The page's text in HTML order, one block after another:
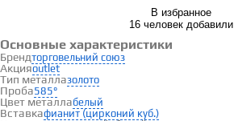
В избранное
16 человек добавили
Основные характеристики
Брендторговельний союз
Акцияoutlet
Тип металлазолото
Проба585°
Цвет металлабелый
Вставкафианит (цирконий куб.)